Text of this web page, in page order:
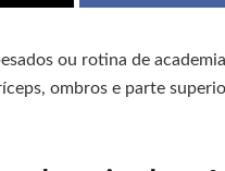
ou rotina de
ombros e parte